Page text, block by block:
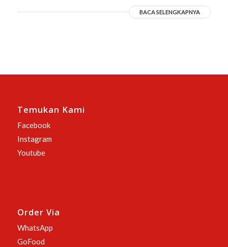
BACA SELENGKAPNYA
Temukan Kami
Facebook
Instagram
Youtube
Order Via
WhatsApp
GoFood